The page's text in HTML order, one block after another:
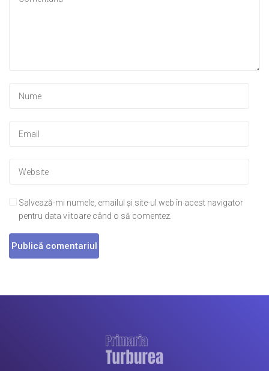
Salvează-mi numele, emailul și site-ul web în acest navigator
pentru data viitoare când o să comentez.